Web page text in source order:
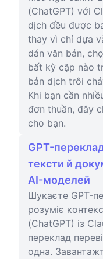
(ChatGPT) với
dịch đều được
thay vì chỉ dựa
dán văn bản,
bất kỳ cặp nào
bản dịch trôi
Khi bạn cần
đơn thuần, đây
cho bạn.
GPT-
тексти й
AI-моделей
Шукаєте GPT-
розуміє
(ChatGPT) із
переклад
одна.